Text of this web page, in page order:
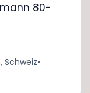
80-
Schweiz•